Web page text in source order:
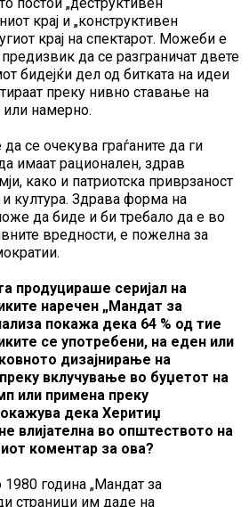
крај и „конструктивен
крај на спектарот. Можеби е
да се разграничат двете
бидејќи дел од битката на идеи
преку нивно ставање на
или намерно.
се очекува граѓаните да ги
имаат рационален, здрав
како и патриотска приврзаност
и култура. Здрава форма на
да биде и би требало да е во
вредности, е пожелна за
продуцираше серијал на
наречен „Мандат за
покажа дека 64 % од тие
се употребени, на еден или
дизајнирање на
вклучување во буџетот на
или примена преку
дека Херитиџ
влијателна во општеството на
коментар за ова?
година „Мандат за
страници им даде на